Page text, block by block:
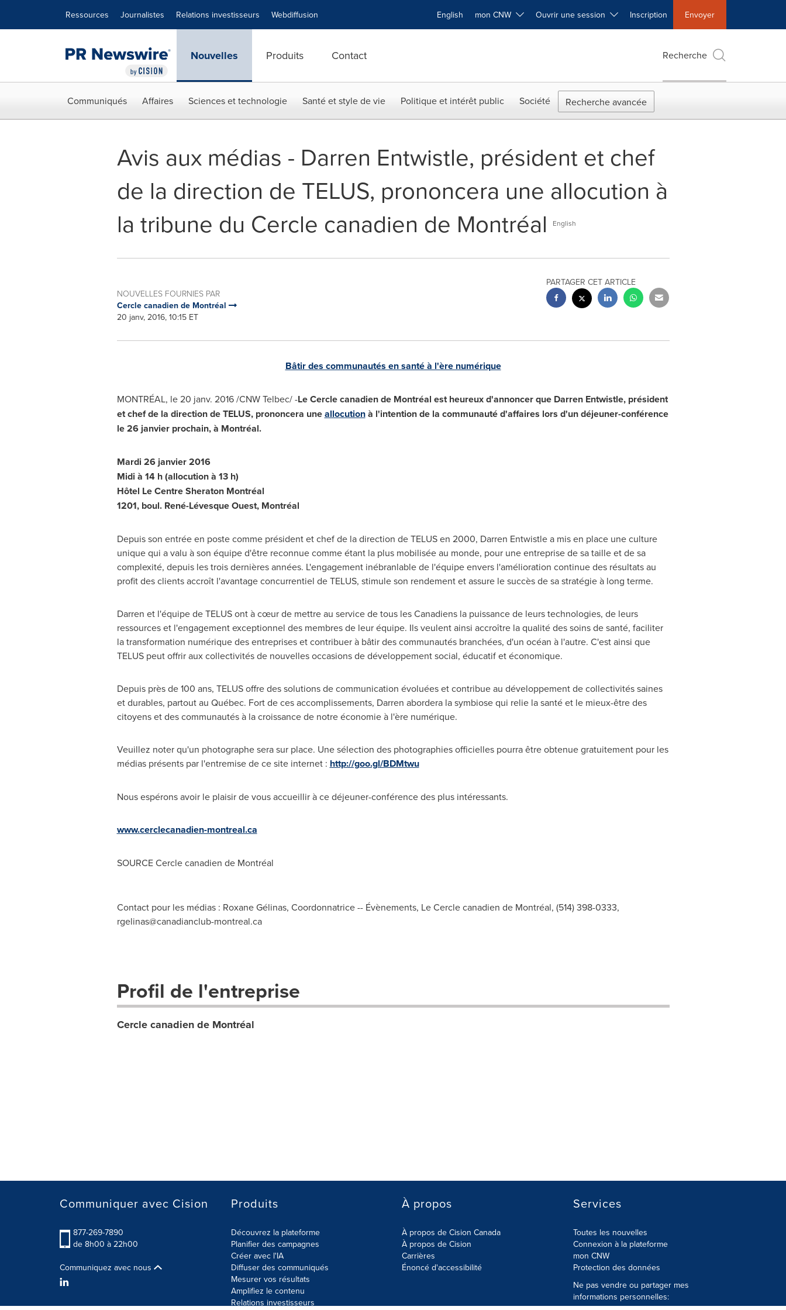
Ressources Journalistes Relations investisseurs Webdiffusion English mon CNW Ouvrir une session Inscription Envoyer
Nouvelles Produits Contact Recherche
Communiqués Affaires Sciences et technologie Santé et style de vie Politique et intérêt public Société Recherche avancée
Avis aux médias - Darren Entwistle, président et chef
de la direction de TELUS, prononcera une allocution à
la tribune du Cercle canadien de Montréal
English
NOUVELLES FOURNIES PAR
Cercle canadien de Montréal
20 janv, 2016, 10:15 ET
PARTAGER CET ARTICLE
Bâtir des communautés en santé à l'ère numérique
MONTRÉAL, le 20 janv. 2016 /CNW Telbec/ -Le Cercle canadien de Montréal est heureux d'annoncer que Darren Entwistle, président
et chef de la direction de TELUS, prononcera uneallocutionà l'intention de la communauté d'affaires lors d'un déjeuner-conférence
le 26 janvier prochain, à Montréal.
Mardi 26 janvier 2016
Midi à 14 h (allocution à 13 h)
Hôtel Le Centre Sheraton Montréal
1201, boul. René-Lévesque Ouest, Montréal
Depuis son entrée en poste comme président et chef de la direction de TELUS en 2000, Darren Entwistle a mis en place une culture
unique qui a valu à son équipe d'être reconnue comme étant la plus mobilisée au monde, pour une entreprise de sa taille et de sa
complexité, depuis les trois dernières années. L'engagement inébranlable de l'équipe envers l'amélioration continue des résultats au
profit des clients accroît l'avantage concurrentiel de TELUS, stimule son rendement et assure le succès de sa stratégie à long terme.
Darren et l'équipe de TELUS ont à cœur de mettre au service de tous les Canadiens la puissance de leurs technologies, de leurs
ressources et l'engagement exceptionnel des membres de leur équipe. Ils veulent ainsi accroître la qualité des soins de santé, faciliter
la transformation numérique des entreprises et contribuer à bâtir des communautés branchées, d'un océan à l'autre. C'est ainsi que
TELUS peut offrir aux collectivités de nouvelles occasions de développement social, éducatif et économique.
Depuis près de 100 ans, TELUS offre des solutions de communication évoluées et contribue au développement de collectivités saines
et durables, partout au Québec. Fort de ces accomplissements, Darren abordera la symbiose qui relie la santé et le mieux-être des
citoyens et des communautés à la croissance de notre économie à l'ère numérique.
Veuillez noter qu'un photographe sera sur place. Une sélection des photographies officielles pourra être obtenue gratuitement pour les
médias présents par l'entremise de ce site internet : http://goo.gl/BDMtwu
Nous espérons avoir le plaisir de vous accueillir à ce déjeuner-conférence des plus intéressants.
www.cerclecanadien-montreal.ca
SOURCE Cercle canadien de Montréal
Contact pour les médias : Roxane Gélinas, Coordonnatrice -- Évènements, Le Cercle canadien de Montréal, (514) 398-0333,
rgelinas@canadianclub-montreal.ca
Profil de l'entreprise
Cercle canadien de Montréal
Communiquer avec Cision
877-269-7890
de 8h00 à 22h00
Communiquez avec nous
Produits
Découvrez la plateforme
Planifier des campagnes
Créer avec l'IA
Diffuser des communiqués
Mesurer vos résultats
Amplifiez le contenu
Relations investisseurs
À propos
À propos de Cision Canada
À propos de Cision
Carrières
Énoncé d'accessibilité
Services
Toutes les nouvelles
Connexion à la plateforme
mon CNW
Protection des données
Ne pas vendre ou partager mes
informations personnelles: